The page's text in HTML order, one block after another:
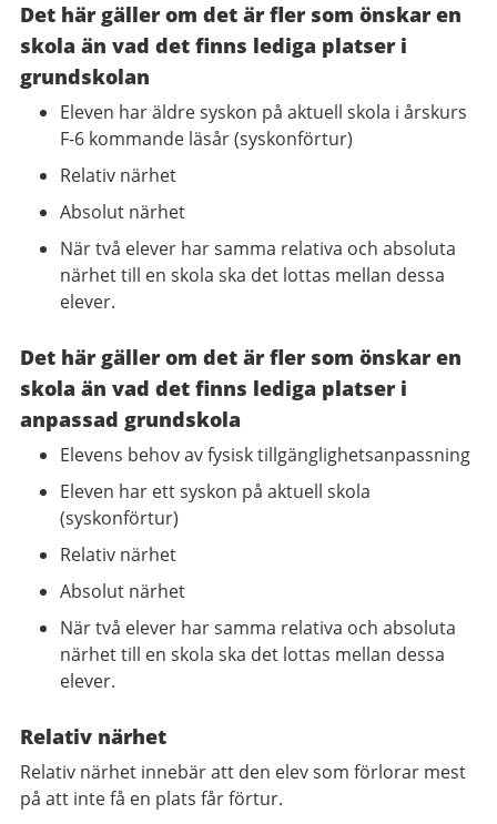
Det här gäller om det är fler som önskar en
skola än vad det finns lediga platser i
grundskolan
Eleven har äldre syskon på aktuell skola i årskurs
F-6 kommande läsår (syskonförtur)
Relativ närhet
Absolut närhet
När två elever har samma relativa och absoluta
närhet till en skola ska det lottas mellan dessa
elever.
Det här gäller om det är fler som önskar en
skola än vad det finns lediga platser i
anpassad grundskola
Elevens behov av fysisk tillgänglighetsanpassning
Eleven har ett syskon på aktuell skola
(syskonförtur)
Relativ närhet
Absolut närhet
När två elever har samma relativa och absoluta
närhet till en skola ska det lottas mellan dessa
elever.
Relativ närhet
Relativ närhet innebär att den elev som förlorar mest
på att inte få en plats får förtur.